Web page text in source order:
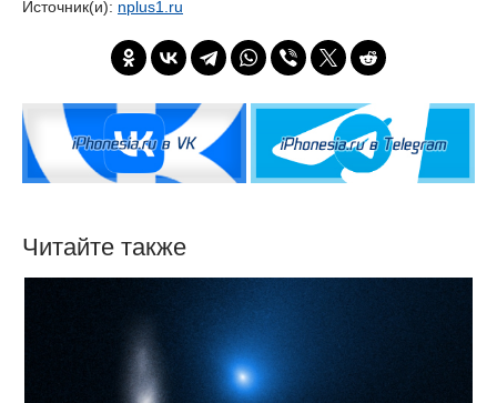
Источник(и): nplus1.ru
Читайте также